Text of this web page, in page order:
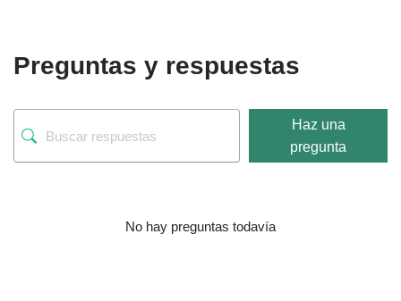
Preguntas y respuestas
Haz una
pregunta
No hay preguntas todavía